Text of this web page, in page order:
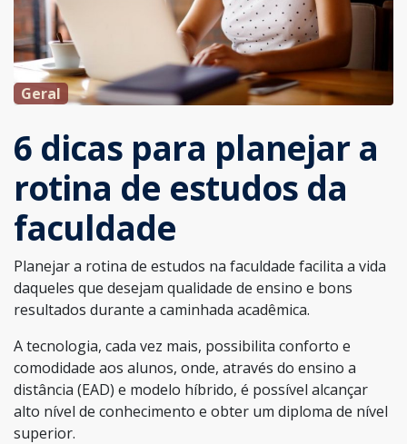
Geral
6 dicas para planejar a
rotina de estudos da
faculdade
Planejar a rotina de estudos na faculdade facilita a vida
daqueles que desejam qualidade de ensino e bons
resultados durante a caminhada acadêmica.
A tecnologia, cada vez mais, possibilita conforto e
comodidade aos alunos, onde, através do ensino a
distância (EAD) e modelo híbrido, é possível alcançar
alto nível de conhecimento e obter um diploma de nível
superior.